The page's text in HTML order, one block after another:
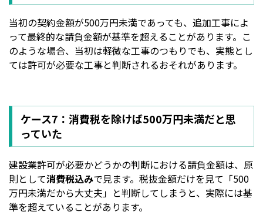
当初の契約金額が500万円未満であっても、追加工事によ
って最終的な請負金額が基準を超えることがあります。こ
のような場合、当初は軽微な工事のつもりでも、実態とし
ては許可が必要な工事と判断されるおそれがあります。
ケース7：消費税を除けば500万円未満だと思
っていた
建設業許可が必要かどうかの判断における請負金額は、原
則として消費税込みで見ます。税抜金額だけを見て「500
万円未満だから大丈夫」と判断してしまうと、実際には基
準を超えていることがあります。